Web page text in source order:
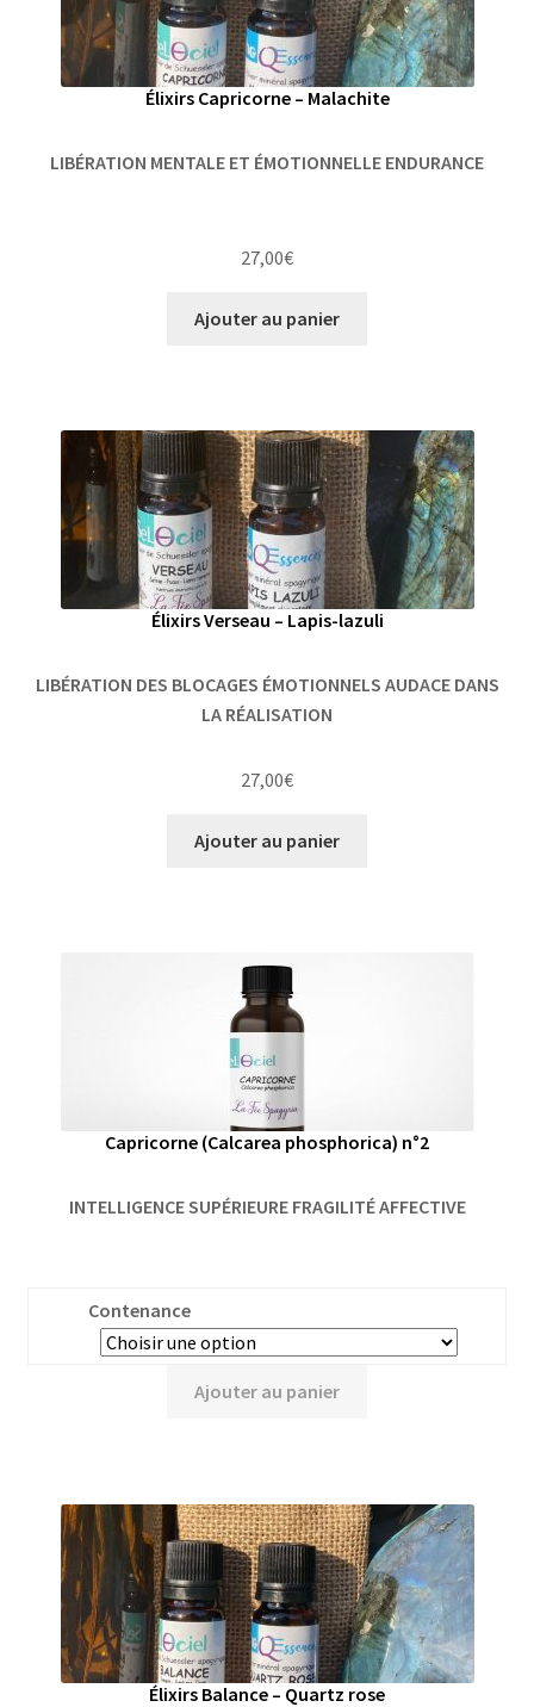
Élixirs Capricorne – Malachite
LIBÉRATION MENTALE ET ÉMOTIONNELLE ENDURANCE
27,00€
Ajouter au panier
Élixirs Verseau – Lapis-lazuli
LIBÉRATION DES BLOCAGES ÉMOTIONNELS AUDACE DANS
LA RÉALISATION
27,00€
Ajouter au panier
Capricorne (Calcarea phosphorica) n°2
INTELLIGENCE SUPÉRIEURE FRAGILITÉ AFFECTIVE
Contenance
Ajouter au panier
Élixirs Balance – Quartz rose